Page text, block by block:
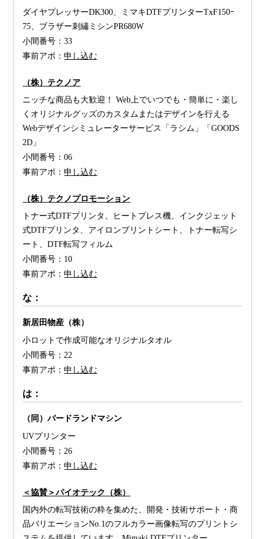
ダイヤプレッサーDK300、ミマキDTFプリンターTxF150ｰ
75、ブラザー刺繡ミシンPR680W
小間番号：33
事前アポ：申し込む
（株）テクノア
ニッチな商品も大歓迎！ Web上でいつでも・簡単に・楽し
くオリジナルグッズのカスタムまたはデザインを行える
Webデザインシミュレーターサービス「ラシム」「GOODS
2D」
小間番号：06
事前アポ：申し込む
（株）テクノプロモーション
トナー式DTFプリンタ、ヒートプレス機、インクジェット
式DTFプリンタ、アイロンプリントシート、トナー転写シ
ート、DTF転写フィルム
小間番号： 10
事前アポ：申し込む
な：
新居田物産（株）
小ロットで作成可能なオリジナルタオル
小間番号： 22
事前アポ：申し込む
は：
（同）バードランドマシン
UVプリンター
小間番号： 26
事前アポ：申し込む
＜協賛＞パイオテック（株）
国内外の転写技術の粋を集めた、開発・技術サポート・商
品バリエーションNo.1のフルカラー画像転写のプリントシ